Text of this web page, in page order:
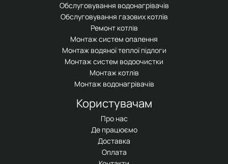
Обслуговування водонагрівачів
Обслуговування газових котлів
Ремонт котлів
Монтаж систем опалення
Монтаж водяної теплої підлоги
Монтаж систем водоочистки
Монтаж котлів
Монтаж водонагрівачів
Користувачам
Про нас
Де працюємо
Доставка
Оплата